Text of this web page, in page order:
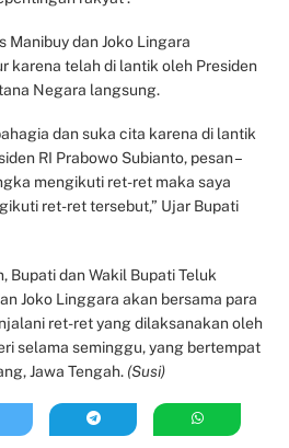
Manibuy dan Joko Lingara
karena telah di lantik oleh Presiden
Negara langsung.
dan suka cita karena di lantik
RI Prabowo Subianto, pesan –
mengikuti ret-ret maka saya
ret-ret tersebut,” Ujar Bupati
Bupati dan Wakil Bupati Teluk
Joko Linggara akan bersama para
ret-ret yang dilaksanakan oleh
selama seminggu, yang bertempat
Jawa Tengah. (Susi)